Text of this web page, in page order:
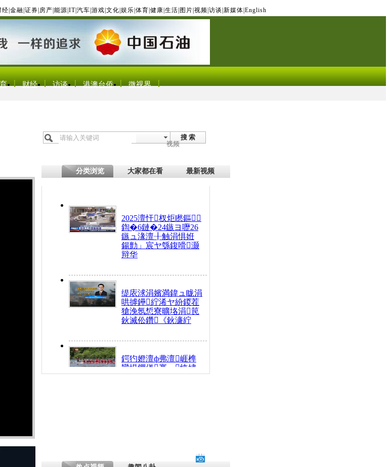
经 金融 证券 房产 能源 IT| 汽车 游戏 文化 娱乐 体育 健康 生活 图片 视频 访谈 新媒体 English
财经 访谈 港澳台侨 微视界
搜 索
视频
分类浏览 大家都在看 最新视频
2025澶忓杈炬矁鏂
鍧�6鏈�24鏃ヨ嚦26
鏃ュ湪澶╂触涓惧姙
鍚勯」宸ヤ綔鍑嗗灏
辩华
缇庡浗涓嬪満鍏ュ眬涓
哄摢鑸紵浠ヤ紛鍐茬
獊浼氬惁寮曠垎涓笢
鈥滅伀鑽《鈥濓紵
鍔犳嬁澶ф弗澶崕榫
欒垷鑺傞搴﹁绔嬧
€滅唺鐚澂鈥濇寫鎴樿
熷悎浣� 涓ㄥ浗闄呰